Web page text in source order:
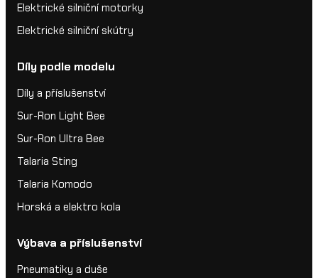
Elektrické silniční motorky
Elektrické silniční skútry
Díly podle modelu
Díly a příslušenství
Sur-Ron Light Bee
Sur-Ron Ultra Bee
Talaria Sting
Talaria Komodo
Horská a elektro kola
Výbava a příslušenství
Pneumatiky a duše